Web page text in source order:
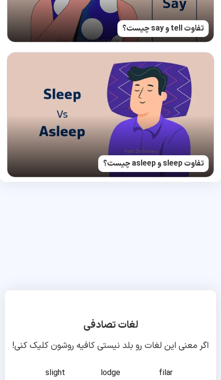
تفاوت tell و say چیست؟
تفاوت sleep و asleep چیست؟
لغات تصادفی
اگر معنی این لغات رو بلد نیستی کافیه روشون کلیک کنی!
slight lodge
filar